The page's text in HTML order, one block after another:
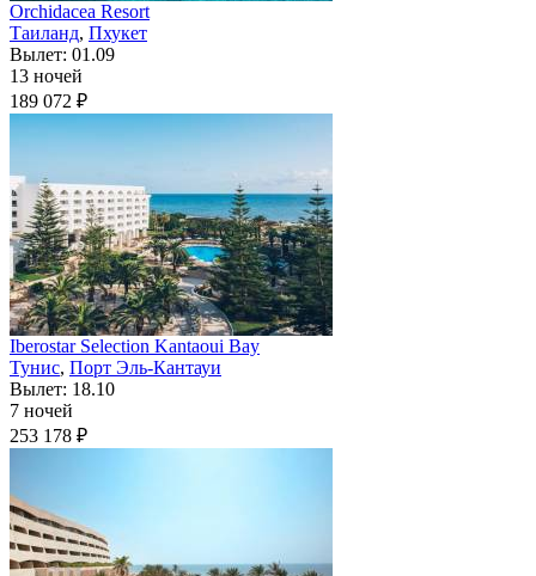
Orchidacea Resort
Таиланд, Пхукет
Вылет: 01.09
13 ночей
189 072 ₽
Iberostar Selection Kantaoui Bay
Тунис, Порт Эль-Кантауи
Вылет: 18.10
7 ночей
253 178 ₽